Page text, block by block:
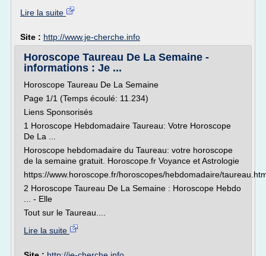
Lire la suite
Site : http://www.je-cherche.info
Horoscope Taureau De La Semaine -
informations : Je ...
Horoscope Taureau De La Semaine
Page 1/1 (Temps écoulé: 11.234)
Liens Sponsorisés
1 Horoscope Hebdomadaire Taureau: Votre Horoscope
De La ...
Horoscope hebdomadaire du Taureau: votre horoscope
de la semaine gratuit. Horoscope.fr Voyance et Astrologie
https://www.horoscope.fr/horoscopes/hebdomadaire/
2 Horoscope Taureau De La Semaine : Horoscope Hebdo
... - Elle
Tout sur le Taureau....
Lire la suite